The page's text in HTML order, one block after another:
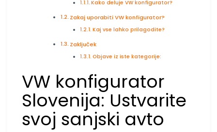
Kako deluje VW konfigurator?
Zakaj uporabiti VW konfigurator?
Kaj vse lahko prilagodite?
Zaključek
Objave iz iste kategorije:
VW konfigurator
Slovenija: Ustvarite
svoj sanjski avto